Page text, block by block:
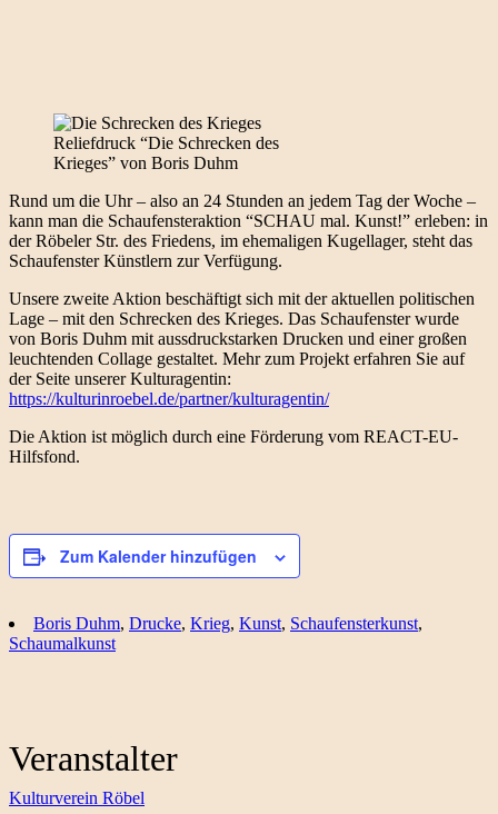
Reliefdruck “Die Schrecken des
Krieges” von Boris Duhm
Rund um die Uhr – also an 24 Stunden an jedem Tag der Woche –
kann man die Schaufensteraktion “SCHAU mal. Kunst!” erleben: in
der Röbeler Str. des Friedens, im ehemaligen Kugellager, steht das
Schaufenster Künstlern zur Verfügung.
Unsere zweite Aktion beschäftigt sich mit der aktuellen politischen
Lage – mit den Schrecken des Krieges. Das Schaufenster wurde
von Boris Duhm mit aussdruckstarken Drucken und einer großen
leuchtenden Collage gestaltet. Mehr zum Projekt erfahren Sie auf
der Seite unserer Kulturagentin:
https://kulturinroebel.de/partner/kulturagentin/
Die Aktion ist möglich durch eine Förderung vom REACT-EU-
Hilfsfond.
Zum Kalender hinzufügen
Boris Duhm, Drucke, Krieg, Kunst, Schaufensterkunst,
Schaumalkunst
Veranstalter
Kulturverein Röbel